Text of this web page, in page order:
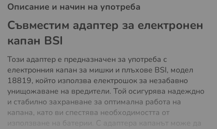
Описание и начин на употреба
Съвместим адаптер за електронен
капан BSI
Този адаптер е предназначен за употреба с
електронния капан за мишки и плъхове BSI, модел
18819, който използва електрошок за незабавно
унищожаване на вредители. Той осигурява надеждно
и стабилно захранване за оптимална работа на
капана, като ви спестява необходимостта от
използване на батерии. С адаптера капанът може да